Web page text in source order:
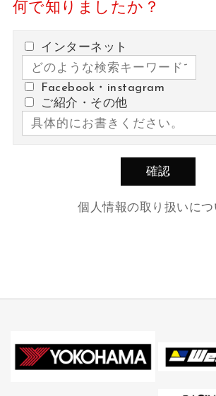
何で知りましたか？
インターネット
Facebook・instagram
ご紹介・その他
個人情報の取り扱いにつ